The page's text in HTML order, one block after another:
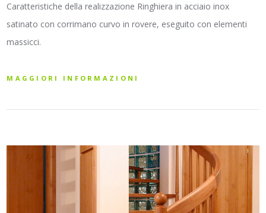
Caratteristiche della realizzazione Ringhiera in acciaio inox
satinato con corrimano curvo in rovere, eseguito con elementi
massicci.
MAGGIORI INFORMAZIONI